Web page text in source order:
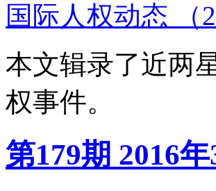
国际人权动态 （
本文辑录了近两
权事件。
第179期 2016